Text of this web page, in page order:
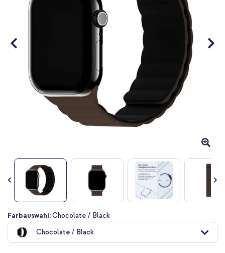
Zum
Anfang
der
Bildgalerie
Farbauswahl:Chocolate / Black
Chocolate / Black